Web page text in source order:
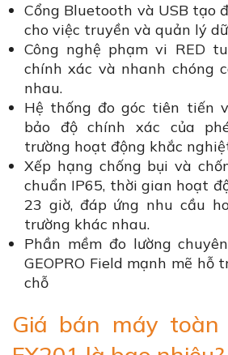
Cổng Bluetooth và USB tạo
cho việc truyền và quản lý
Công nghệ phạm vi RED
chính xác và nhanh chóng
nhau.
Hệ thống đo góc tiên tiến
bảo độ chính xác của
trường hoạt động khắc
Xếp hạng chống bụi và
chuẩn IP65, thời gian hoạt
23 giờ, đáp ứng nhu cầu
trường khác nhau.
Phần mềm đo lường
GEOPRO Field mạnh mẽ hỗ
chỗ
Giá bán máy toàn